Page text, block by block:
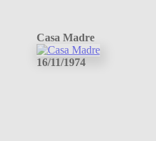
Casa Madre
16/11/1974